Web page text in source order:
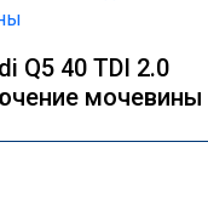
Q5 40 TDI 2.0
мочевины